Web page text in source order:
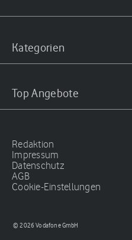
Kategorien
Top Angebote
Redaktion
Impressum
Datenschutz
AGB
Cookie-Einstellungen
© 2026 Vodafone GmbH